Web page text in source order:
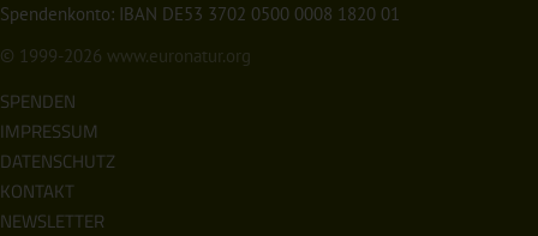
Spendenkonto: IBAN DE53 3702 0500 0008 1820 01
© 1999-2026 www.euronatur.org
SPENDEN
IMPRESSUM
DATENSCHUTZ
KONTAKT
NEWSLETTER